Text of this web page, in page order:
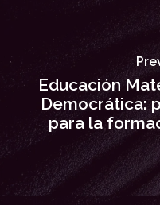
Educación
Democrática:
para la